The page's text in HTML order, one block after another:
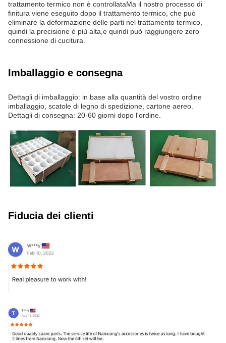
trattamento termico non è controllataMa il nostro processo di
finitura viene eseguito dopo il trattamento termico, che può
eliminare la deformazione delle parti nel trattamento termico,
quindi la precisione è più alta,e quindi può raggiungere zero
connessione di cucitura.
Imballaggio e consegna
Dettagli di imballaggio: in base alla quantità del vostro ordine
imballaggio, scatole di legno di spedizione, cartone aereo.
Dettagli di consegna: 20-60 giorni dopo l'ordine.
Fiducia dei clienti